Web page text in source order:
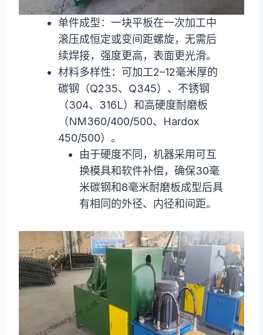
单件成型：一块平板在一次加工中
滚压成恒定或变间距螺旋，无需后
续焊接，强度更高，表面更光滑。
材料多样性：可加工2–12毫米厚的
碳钢（Q235、Q345）、不锈钢
（304、316L）和高硬度耐磨板
（NM360/400/500、Hardox
450/500）。
由于硬度不同，机器采用可互
换模具和软件补偿，确保30毫
米碳钢和8毫米耐磨板成型后具
有相同的外径、内径和间距。